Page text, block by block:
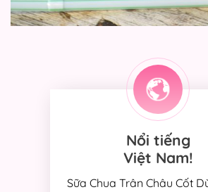
Nổi tiếng
Việt Nam!
Sữa Chua Trân Châu Cốt